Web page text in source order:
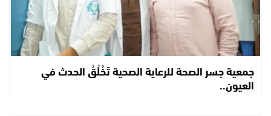
جمعية جسر الصحة للرعاية الصحية تَخْلُقُ الحدث في
العيون..